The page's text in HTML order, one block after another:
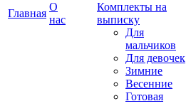
Главная
О
нас
Комплекты на
выписку
Для
мальчиков
Для девочек
Зимние
Весенние
Готовая